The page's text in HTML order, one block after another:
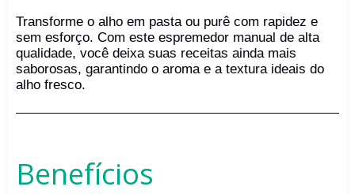
Transforme o alho em pasta ou purê com rapidez e
sem esforço. Com este espremedor manual de alta
qualidade, você deixa suas receitas ainda mais
saborosas, garantindo o aroma e a textura ideais do
alho fresco.
Benefícios